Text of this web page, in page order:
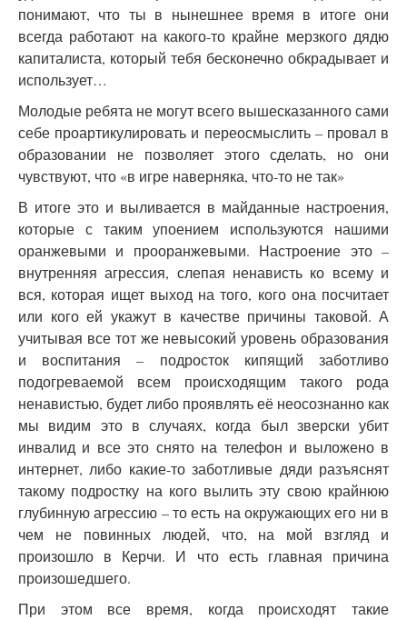
понимают, что ты в нынешнее время в итоге они
всегда работают на какого-то крайне мерзкого дядю
капиталиста, который тебя бесконечно обкрадывает и
использует…
Молодые ребята не могут всего вышесказанного сами
себе проартикулировать и переосмыслить – провал в
образовании не позволяет этого сделать, но они
чувствуют, что «в игре наверняка, что-то не так»
В итоге это и выливается в майданные настроения,
которые с таким упоением используются нашими
оранжевыми и прооранжевыми. Настроение это –
внутренняя агрессия, слепая ненависть ко всему и
вся, которая ищет выход на того, кого она посчитает
или кого ей укажут в качестве причины таковой. А
учитывая все тот же невысокий уровень образования
и воспитания – подросток кипящий заботливо
подогреваемой всем происходящим такого рода
ненавистью, будет либо проявлять её неосознанно как
мы видим это в случаях, когда был зверски убит
инвалид и все это снято на телефон и выложено в
интернет, либо какие-то заботливые дяди разъяснят
такому подростку на кого вылить эту свою крайнюю
глубинную агрессию – то есть на окружающих его ни в
чем не повинных людей, что, на мой взгляд и
произошло в Керчи. И что есть главная причина
произошедшего.
При этом все время, когда происходят такие